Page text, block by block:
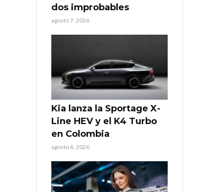
dos improbables
agosto 7, 2026
Kia lanza la Sportage X-
Line HEV y el K4 Turbo
en Colombia
agosto 6, 2026